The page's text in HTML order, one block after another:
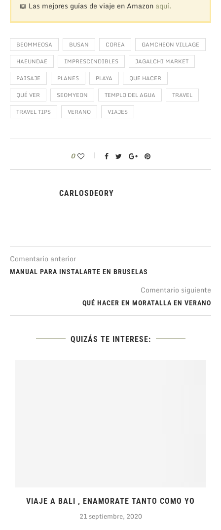
📖 Las mejores guías de viaje en Amazon aquí.
BEOMMEOSA BUSAN COREA
GAMCHEON VILLAGE
HAEUNDAE
IMPRESCINDIBLES
JAGALCHI MARKET
PAISAJE
PLANES PLAYA
QUE HACER
QUÉ VER
SEOMYEON TEMPLO DEL AGUA
TRAVEL
TRAVEL TIPS
VERANO VIAJES
0
CARLOSDEORY
Comentario anterior
MANUAL PARA INSTALARTE EN BRUSELAS
Comentario siguiente
QUÉ HACER EN MORATALLA EN VERANO
QUIZÁS TE INTERESE:
VIAJE A BALI , ENAMORATE TANTO COMO YO
21 septiembre, 2020